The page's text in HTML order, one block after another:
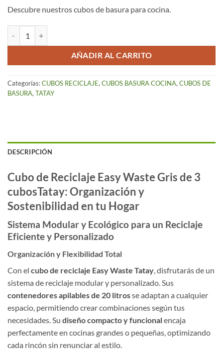
Descubre nuestros cubos de basura para cocina.
AÑADIR AL CARRITO
Categorías:CUBOS RECICLAJE,CUBOS BASURA COCINA,CUBOS DE
BASURA,TATAY
DESCRIPCIÓN
Cubo de Reciclaje Easy Waste Gris de 3
cubosTatay: Organización y
Sostenibilidad en tu Hogar
Sistema Modular y Ecológico para un Reciclaje
Eficiente y Personalizado
Organización y Flexibilidad Total
Con el cubo de reciclaje Easy Waste Tatay, disfrutarás de un
sistema de reciclaje modular y personalizado. Sus
contenedores apilables de 20 litrosse adaptan a cualquier
espacio, permitiendo crear combinaciones según tus
necesidades. Su diseño compacto y funcionalencaja
perfectamente en cocinas grandes o pequeñas, optimizando
cada rincón sin renunciar al estilo.